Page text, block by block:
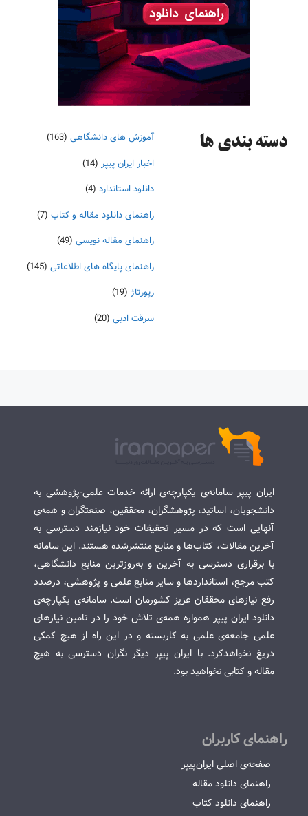
دسته‌ بندی ها آموزش های دانشگاهی (163)
اخبار ایران پیپر (14)
دانلود استاندارد (4)
راهنمای دانلود مقاله و کتاب (7)
راهنمای مقاله نویسی (49)
راهنمای پایگاه های اطلاعاتی (145)
رپورتاژ (19)
سرقت ادبی (20)
ایران پیپر سامانه‌ی یکپارچه‌ی ارائه خدمات علمی-پژوهشی به
دانشجویان، اساتید، پژوهشگران، محققین، صنعتگران و همه‌ی
آنهایی است که در مسیر تحقیقات خود نیازمند دسترسی به
آخرین مقالات، کتاب‌ها و منابع منتشرشده هستند. این سامانه
با برقراری دسترسی به آخرین و به‌روزترین منابع دانشگاهی،
کتب مرجع، استانداردها و سایر منابع علمی و پژوهشی، درصدد
رفع نیازهای محققان عزیز کشورمان است. سامانه‌ی یکپارچه‌ی
دانلود ایران پیپر همواره همه‌ی تلاش خود را در تامین نیازهای
علمی جامعه‌ی علمی به کاربسته و در این راه از هیچ کمکی
دریغ نخواهدکرد. با ایران پیپر دیگر نگران دسترسی به هیچ
مقاله و کتابی نخواهید بود.
راهنمای کاربران
صفحه‌ی اصلی ایران‌پیپر
راهنمای دانلود مقاله
راهنمای دانلود کتاب